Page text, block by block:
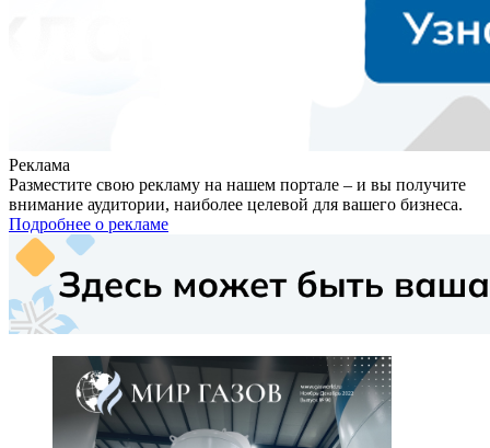
Реклама
Разместите свою рекламу на нашем портале – и вы получите
внимание аудитории, наиболее целевой для вашего бизнеса.
Подробнее о рекламе